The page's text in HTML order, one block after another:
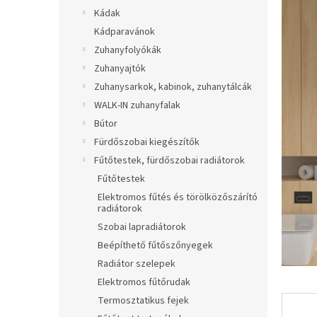
Kádak
Kádparavánok
Zuhanyfolyókák
Zuhanyajtók
Zuhanysarkok, kabinok, zuhanytálcák
WALK-IN zuhanyfalak
Bútor
Fürdőszobai kiegészítők
Fűtőtestek, fürdőszobai radiátorok
Fűtőtestek
Elektromos fűtés és törölközőszárító
radiátorok
Szobai lapradiátorok
Beépíthető fűtőszőnyegek
Radiátor szelepek
Elektromos fűtőrudak
Termosztatikus fejek